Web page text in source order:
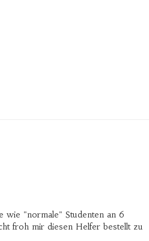
wie "normale" Studenten an 6
froh mir diesen Helfer bestellt zu